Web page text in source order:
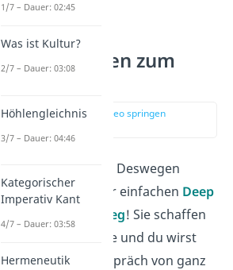
Talk Fragen zum
zur Stelle im Video springen
Anfang ist schwer. Deswegen
doch mit ein paar einfachen Deep
Fragen zum Einstieg! Sie schaffen
Atmosphäre und du wirst
wie sich das Gespräch von ganz
1/7 – Dauer: 02:45
Was ist Kultur?
2/7 – Dauer: 03:08
Höhlengleichnis
3/7 – Dauer: 04:46
Kategorischer
Imperativ Kant
4/7 – Dauer: 03:58
Hermeneutik